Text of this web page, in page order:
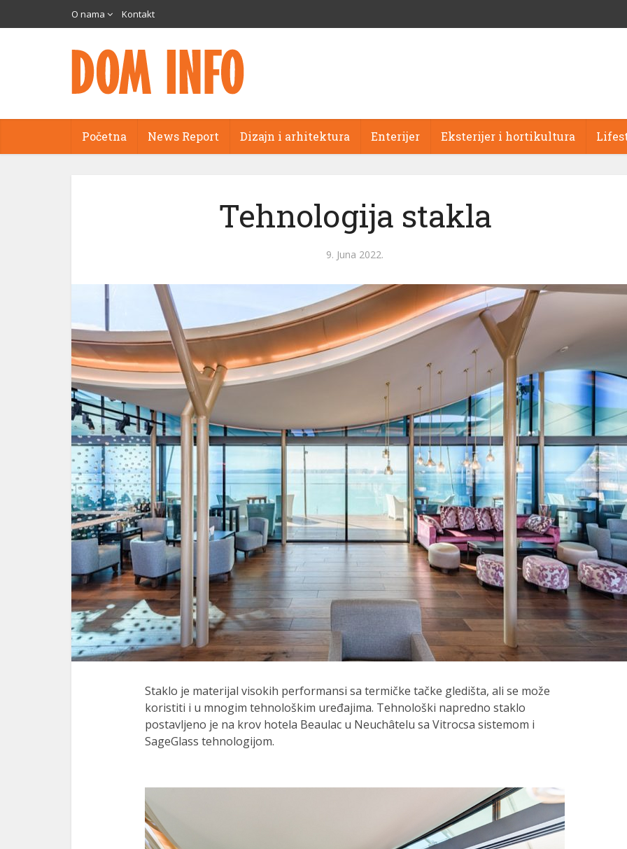
O nama Kontakt
Početna News Report Dizajn i arhitektura Enterijer Eksterijer i hortikultura
Tehnologija stakla
9. Juna 2022.
Staklo je materijal visokih performansi sa termičke tačke gledišta, ali se može
koristiti i u mnogim tehnološkim uređajima. Tehnološki napredno staklo
postavljeno je na krov hotela Beaulac u Neuchâtelu sa Vitrocsa sistemom i
SageGlass tehnologijom.